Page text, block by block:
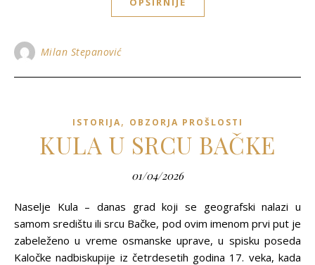
Milan Stepanović
ISTORIJA, OBZORJA PROŠLOSTI
KULA U SRCU BAČKE
01/04/2026
Naselje Kula – danas grad koji se geografski nalazi u
samom središtu ili srcu Bačke, pod ovim imenom prvi put je
zabeleženo u vreme osmanske uprave, u spisku poseda
Kaločke nadbiskupije iz četrdesetih godina 17. veka, kada